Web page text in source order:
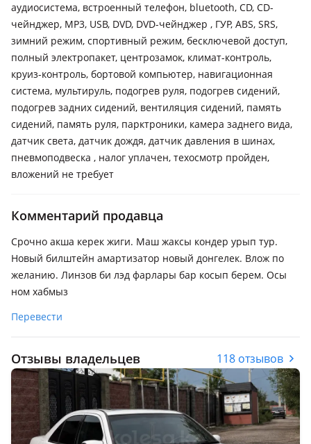
аудиосистема, встроенный телефон, bluetooth, CD, CD-
чейнджер, MP3, USB, DVD, DVD-чейнджер , ГУР, ABS, SRS,
зимний режим, спортивный режим, бесключевой доступ,
полный электропакет, центрозамок, климат-контроль,
круиз-контроль, бортовой компьютер, навигационная
система, мультируль, подогрев руля, подогрев сидений,
подогрев задних сидений, вентиляция сидений, память
сидений, память руля, парктроники, камера заднего вида,
датчик света, датчик дождя, датчик давления в шинах,
пневмоподвеска , налог уплачен, техосмотр пройден,
вложений не требует
Комментарий продавца
Срочно акша керек жиги. Маш жаксы кондер урып тур.
Новый билштейн амартизатор новый донгелек. Влож по
желанию. Линзов би лэд фарлары бар косып берем. Осы
ном хабмыз
Перевести
Отзывы владельцев 118 отзывов